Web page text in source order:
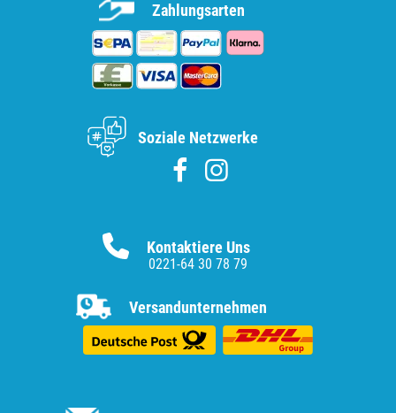
Kontaktiere Uns
0221-64 30 78 79
Versandunternehmen
Zahlungsarten
Soziale Netzwerke